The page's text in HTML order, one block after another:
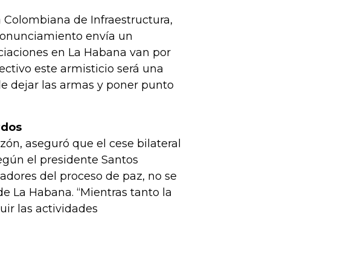
de Infraestructura,
envía un
en La Habana van por
este armisticio será una
dejar las armas y poner punto
aseguró que el cese bilateral
el presidente Santos
del proceso de paz, no se
La Habana. “Mientras tanto la
las actividades